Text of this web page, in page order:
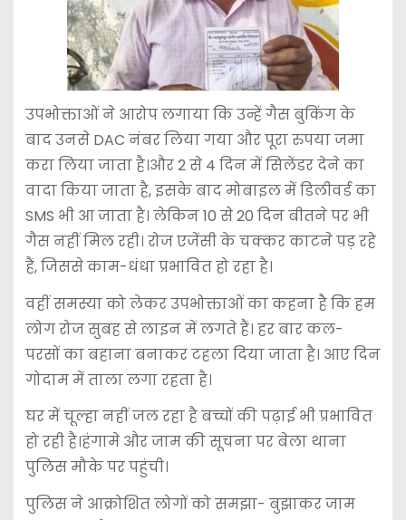
उपभोक्ताओं ने आरोप लगाया कि उन्हें गैस बुकिंग के
बाद उनसे DAC नंबर लिया गया और पूरा रुपया जमा
करा लिया जाता है।और 2 से 4 दिन में सिलेंडर देने का
वादा किया जाता है, इसके बाद मोबाइल में डिलीवर्ड का
SMS भी आ जाता है। लेकिन 10 से 20 दिन बीतने पर भी
गैस नहीं मिल रही। रोज एजेंसी के चक्कर काटने पड़ रहे
हैं, जिससे काम-धंधा प्रभावित हो रहा है।
वहीं समस्या को लेकर उपभोक्ताओं का कहना है कि हम
लोग रोज सुबह से लाइन में लगते हैं। हर बार कल-
परसों का बहाना बनाकर टहला दिया जाता है। आए दिन
गोदाम में ताला लगा रहता है।
घर में चूल्हा नहीं जल रहा है बच्चों की पढ़ाई भी प्रभावित
हो रही है।हंगामे और जाम की सूचना पर बेला थाना
पुलिस मौके पर पहुंची।
पुलिस ने आक्रोशित लोगों को समझा- बुझाकर जाम